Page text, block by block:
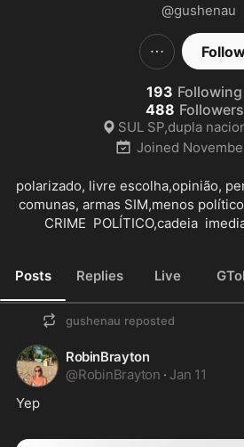
@gushenau
193 Following
488 Followers
SUL SP,dupla
Joined
polarizado, livre escolha,opinião,
comunas, armas SIM,menos
CRIME  POLÍTICO,cadeia
Posts Replies Live
gushenau reposted
RobinBrayton
@RobinBrayton · Jan 11
Yep